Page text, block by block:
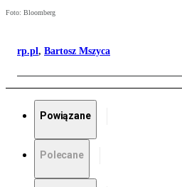
Foto: Bloomberg
rp.pl, Bartosz Mszyca
Powiązane
Polecane